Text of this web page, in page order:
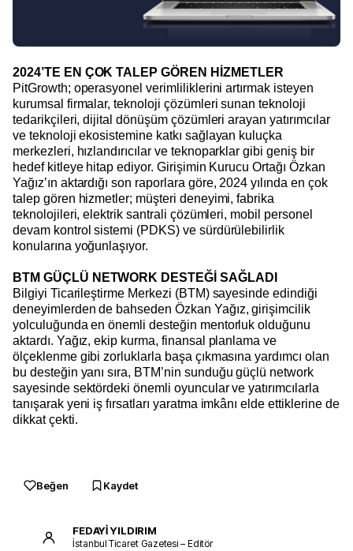
2024’TE EN ÇOK TALEP GÖREN HİZMETLER
PitGrowth; operasyonel verimliliklerini artırmak isteyen
kurumsal firmalar, teknoloji çözümleri sunan teknoloji
tedarikçileri, dijital dönüşüm çözümleri arayan yatırımcılar
ve teknoloji ekosistemine katkı sağlayan kuluçka
merkezleri, hızlandırıcılar ve teknoparklar gibi geniş bir
hedef kitleye hitap ediyor. Girişimin Kurucu Ortağı Özkan
Yağız’ın aktardığı son raporlara göre, 2024 yılında en çok
talep gören hizmetler; müşteri deneyimi, fabrika
teknolojileri, elektrik santrali çözümleri, mobil personel
devam kontrol sistemi (PDKS) ve sürdürülebilirlik
konularına yoğunlaşıyor.
BTM GÜÇLÜ NETWORK DESTEĞİ SAĞLADI
Bilgiyi Ticarileştirme Merkezi (BTM) sayesinde edindiği
deneyimlerden de bahseden Özkan Yağız, girişimcilik
yolculuğunda en önemli desteğin mentorluk olduğunu
aktardı. Yağız, ekip kurma, finansal planlama ve
ölçeklenme gibi zorluklarla başa çıkmasına yardımcı olan
bu desteğin yanı sıra, BTM’nin sunduğu güçlü network
sayesinde sektördeki önemli oyuncular ve yatırımcılarla
tanışarak yeni iş fırsatları yaratma imkânı elde ettiklerine de
dikkat çekti.
Beğen Kaydet
FEDAYİ YILDIRIM
İstanbul Ticaret Gazetesi – Editör